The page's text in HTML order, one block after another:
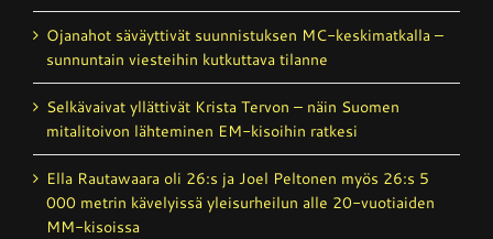
Ojanahot säväyttivät suunnistuksen MC-keskimatkalla –
sunnuntain viesteihin kutkuttava tilanne
Selkävaivat yllättivät Krista Tervon – näin Suomen
mitalitoivon lähteminen EM-kisoihin ratkesi
Ella Rautawaara oli 26:s ja Joel Peltonen myös 26:s 5
000 metrin kävelyissä yleisurheilun alle 20-vuotiaiden
MM-kisoissa